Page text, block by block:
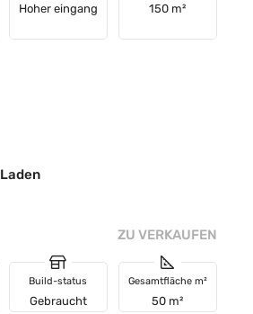
Hoher eingang 150 m²
ZU VERKAUFEN
Build-status
Gebraucht
Gesamtfläche m²
50 m²